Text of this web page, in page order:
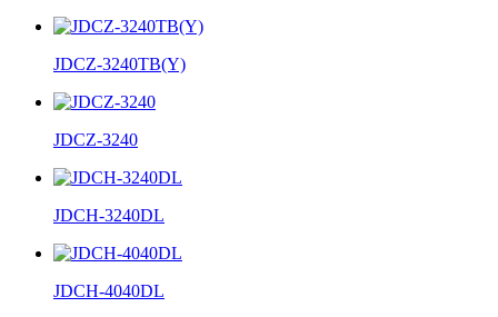
JDCZ-3240TB(Y)
JDCZ-3240
JDCH-3240DL
JDCH-4040DL